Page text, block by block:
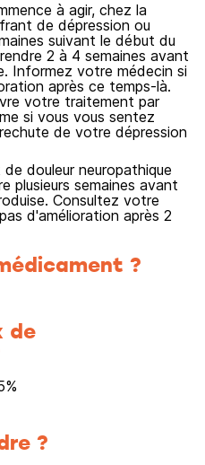
à agir, chez la
de dépression ou
suivant le début du
2 à 4 semaines avant
Informez votre médecin si
après ce temps-là.
votre traitement par
si vous vous sentez
de votre dépression
douleur neuropathique
plusieurs semaines avant
Consultez votre
d'amélioration après 2
?
de
%
?